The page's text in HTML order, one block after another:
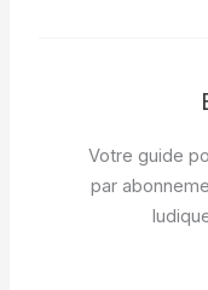
Votre guide
par